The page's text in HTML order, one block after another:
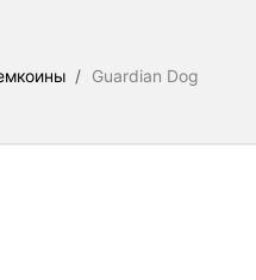
/ Guardian Dog